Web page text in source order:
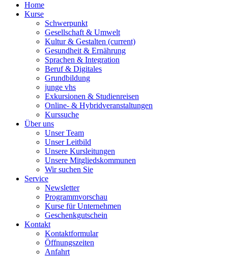
Home
Kurse
Schwerpunkt
Gesellschaft & Umwelt
Kultur & Gestalten (current)
Gesundheit & Ernährung
Sprachen & Integration
Beruf & Digitales
Grundbildung
junge vhs
Exkursionen & Studienreisen
Online- & Hybridveranstaltungen
Kurssuche
Über uns
Unser Team
Unser Leitbild
Unsere Kursleitungen
Unsere Mitgliedskommunen
Wir suchen Sie
Service
Newsletter
Programmvorschau
Kurse für Unternehmen
Geschenkgutschein
Kontakt
Kontaktformular
Öffnungszeiten
Anfahrt